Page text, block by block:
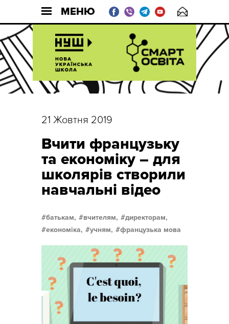
МЕНЮ
21 Жовтня 2019
Вчити французьку
та економіку – для
школярів створили
навчальні відео
батькам, вчителям,
директорам,
економіка,
учням, французька мова